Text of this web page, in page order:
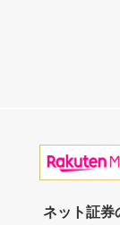
ネット証券